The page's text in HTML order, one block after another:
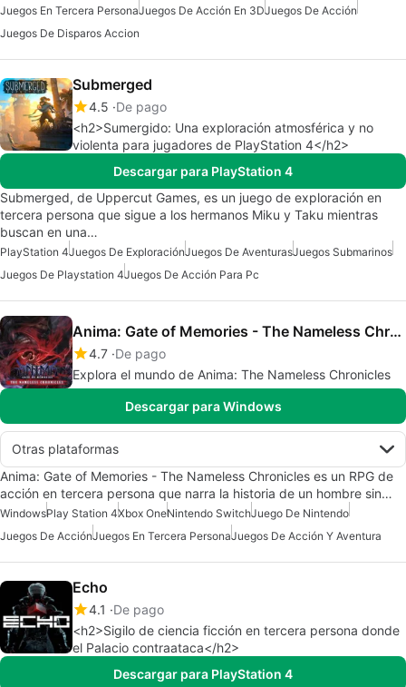
Juegos En Tercera PersonaJuegos De Acción En 3DJuegos De Acción
Juegos De Disparos Accion
Submerged
4.5 De pago
<h2>Sumergido: Una exploración atmosférica y no
violenta para jugadores de PlayStation 4</h2>
Descargar para PlayStation 4
Submerged, de Uppercut Games, es un juego de exploración en
tercera persona que sigue a los hermanos Miku y Taku mientras
buscan en una…
PlayStation 4Juegos De ExploraciónJuegos De AventurasJuegos Submarinos
Juegos De Playstation 4Juegos De Acción Para Pc
Anima: Gate of Memories - The Nameless Chronicles
4.7 De pago
Explora el mundo de Anima: The Nameless Chronicles
Descargar para Windows
Otras plataformas
Anima: Gate of Memories - The Nameless Chronicles es un RPG de
acción en tercera persona que narra la historia de un hombre sin…
WindowsPlay Station 4Xbox OneNintendo SwitchJuego De Nintendo
Juegos De AcciónJuegos En Tercera PersonaJuegos De Acción Y Aventura
Echo
4.1
De pago
<h2>Sigilo de ciencia ficción en tercera persona donde
el Palacio contraataca</h2>
Descargar para PlayStation 4